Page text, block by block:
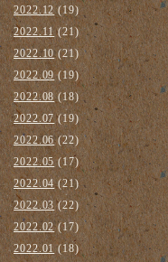
2022.12 (19)
2022.11(21)
2022.10(21)
2022.09 (19)
2022.08(18)
2022.07(19)
2022.06(22)
2022.05 (17)
2022.04(21)
2022.03(22)
2022.02(17)
2022.01 (18)